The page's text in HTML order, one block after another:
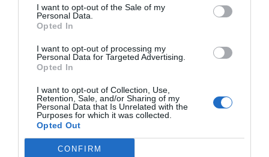
I want to opt-out of the Sale of my
Personal Data.
Opted In
I want to opt-out of processing my
Personal Data for Targeted Advertising.
Opted In
I want to opt-out of Collection, Use,
Retention, Sale, and/or Sharing of my
Personal Data that Is Unrelated with the
Purposes for which it was collected.
Opted Out
CONFIRM
Itinéraire
Prendre la directionnord-estsurPlace
Victor HugoversRue Paul Bert
91 m
Tourner àgauchepour rester sur
Place Victor Hugo
89 m
Continuer surBoulevard Édouard Rey
Données cartographiques